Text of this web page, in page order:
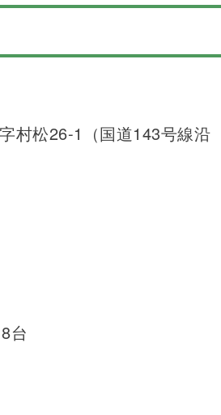
村松26-1（国道143号線沿
台